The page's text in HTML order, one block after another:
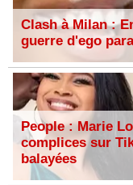
Clash à Milan :
guerre d'ego
People : Marie
complices sur
balayées